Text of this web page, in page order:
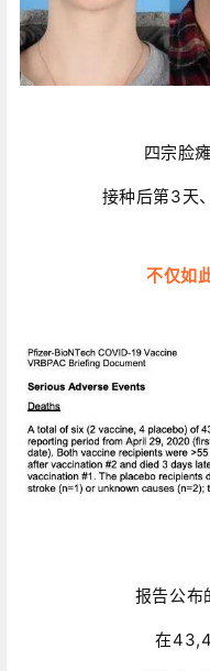
四宗脸
接种后第3天
不仅如
报告公布
在